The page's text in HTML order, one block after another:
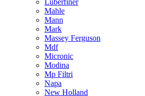
Luberfiner
Mahle
Mann
Mark
Massey Ferguson
Mdf
Micronic
Modina
Mp Filtri
Napa
New Holland